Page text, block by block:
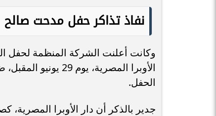
نفاذ تذاكر حفل مدحت صالح
وكانت أعلنت الشركة المنظمة لحفل
الأوبرا
الحفل.
جدير بالذكر أن دار الأوبرا